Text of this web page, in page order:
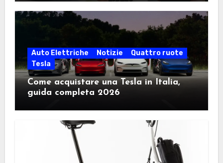
Auto Elettriche Notizie
Quattro ruote
Tesla
Come acquistare una Tesla in Italia,
guida completa 2026